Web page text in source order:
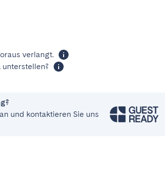
verlangt.
unterstellen?
und kontaktieren Sie uns